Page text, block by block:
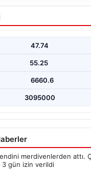
platformu İle
Adresi Ve
bireylerin seviyeli bir
47.74
55.25
6660.6
3095000
merdivenlerden attı.
3 gün izin verildi